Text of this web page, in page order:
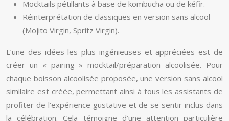
Mocktails pétillants à base de kombucha ou de kéfir.
Réinterprétation de classiques en version sans alcool
(Mojito Virgin, Spritz Virgin).
L’une des idées les plus ingénieuses et appréciées est de
créer un « pairing » mocktail/préparation alcoolisée. Pour
chaque boisson alcoolisée proposée, une version sans alcool
similaire est créée, permettant ainsi à tous les assistants de
profiter de l’expérience gustative et de se sentir inclus dans
la célébration. Cela témoigne d’une attention particulière